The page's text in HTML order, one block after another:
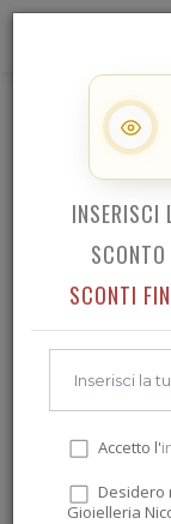
INSERISCI
SCONTI
Accetto l'
Desidero
Gioielleria